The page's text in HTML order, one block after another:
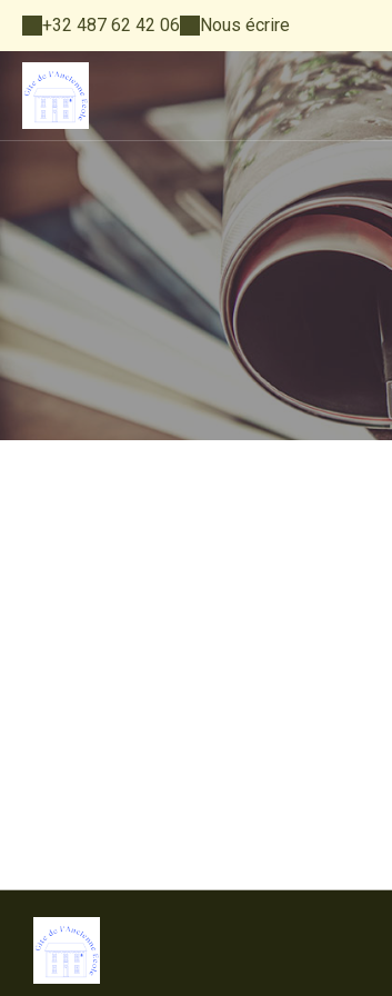
+32 487 62 42 06 Nous écrire